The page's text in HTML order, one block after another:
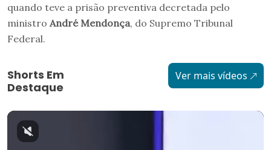
quando teve a prisão preventiva decretada pelo
ministro André Mendonça, do Supremo Tribunal
Federal.
Shorts Em
Destaque
Ver mais vídeos